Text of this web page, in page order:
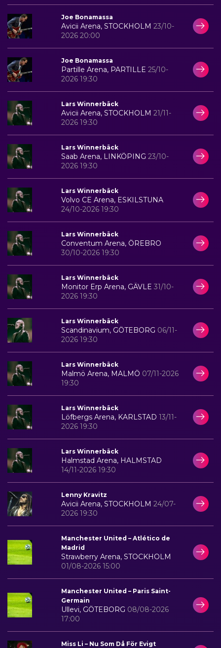
Joe Bonamassa
Avicii Arena, STOCKHOLM 23/10-
2026 20:00
Joe Bonamassa
Partille Arena, PARTILLE 25/10-
2026 19:30
Lars Winnerbäck
Avicii Arena, STOCKHOLM 21/11-
2026 19:30
Lars Winnerbäck
Saab Arena, LINKÖPING 23/10-
2026 19:30
Lars Winnerbäck
Volvo CE Arena, ESKILSTUNA
24/10-2026 19:30
Lars Winnerbäck
Conventum Arena, ÖREBRO
30/10-2026 19:30
Lars Winnerbäck
Monitor Erp Arena, GÄVLE 31/10-
2026 19:30
Lars Winnerbäck
Scandinavium, GÖTEBORG 06/11-
2026 19:30
Lars Winnerbäck
Malmö Arena, MALMÖ 07/11-2026
19:30
Lars Winnerbäck
Löfbergs Arena, KARLSTAD 13/11-
2026 19:30
Lars Winnerbäck
Halmstad Arena, HALMSTAD
14/11-2026 19:30
Lenny Kravitz
Avicii Arena, STOCKHOLM 24/07-
2026 19:30
Manchester United – Atlético de
Madrid
Strawberry Arena, STOCKHOLM
01/08-2026 15:00
Manchester United – Paris Saint-
Germain
Ullevi, GÖTEBORG 08/08-2026
17:00
Miss Li – Nu Som Då För Evigt